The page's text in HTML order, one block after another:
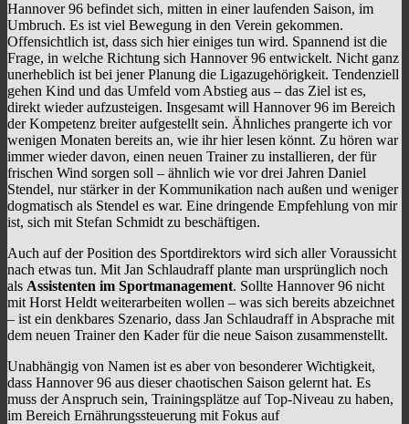
Hannover 96 befindet sich, mitten in einer laufenden Saison, im
Umbruch. Es ist viel Bewegung in den Verein gekommen.
Offensichtlich ist, dass sich hier einiges tun wird. Spannend ist die
Frage, in welche Richtung sich Hannover 96 entwickelt. Nicht ganz
unerheblich ist bei jener Planung die Ligazugehörigkeit. Tendenziell
gehen Kind und das Umfeld vom Abstieg aus – das Ziel ist es,
direkt wieder aufzusteigen. Insgesamt will Hannover 96 im Bereich
der Kompetenz breiter aufgestellt sein. Ähnliches prangerte ich vor
wenigen Monaten bereits an, wie ihr hier lesen könnt. Zu hören war
immer wieder davon, einen neuen Trainer zu installieren, der für
frischen Wind sorgen soll – ähnlich wie vor drei Jahren Daniel
Stendel, nur stärker in der Kommunikation nach außen und weniger
dogmatisch als Stendel es war. Eine dringende Empfehlung von mir
ist, sich mit Stefan Schmidt zu beschäftigen.
Auch auf der Position des Sportdirektors wird sich aller Voraussicht
nach etwas tun. Mit Jan Schlaudraff plante man ursprünglich noch
als Assistenten im Sportmanagement. Sollte Hannover 96 nicht
mit Horst Heldt weiterarbeiten wollen – was sich bereits abzeichnet
– ist ein denkbares Szenario, dass Jan Schlaudraff in Absprache mit
dem neuen Trainer den Kader für die neue Saison zusammenstellt.
Unabhängig von Namen ist es aber von besonderer Wichtigkeit,
dass Hannover 96 aus dieser chaotischen Saison gelernt hat. Es
muss der Anspruch sein, Trainingsplätze auf Top-Niveau zu haben,
im Bereich Ernährungssteuerung mit Fokus auf